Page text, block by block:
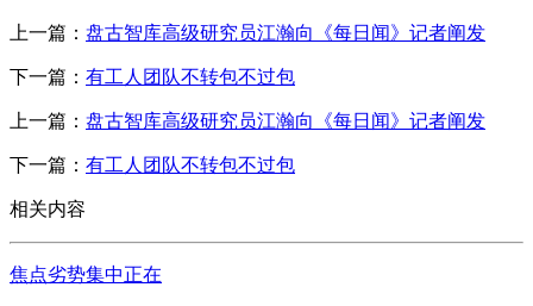
上一篇： 盘古智库高级研究员江瀚向《每日闻》记者阐发
下一篇： 有工人团队不转包不过包
上一篇： 盘古智库高级研究员江瀚向《每日闻》记者阐发
下一篇： 有工人团队不转包不过包
相关内容
焦点劣势集中正在